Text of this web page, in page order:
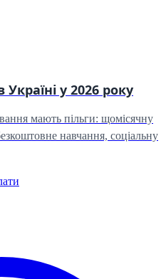
Україні у 2026 року
мають пільги: щомісячну
навчання, соціальну